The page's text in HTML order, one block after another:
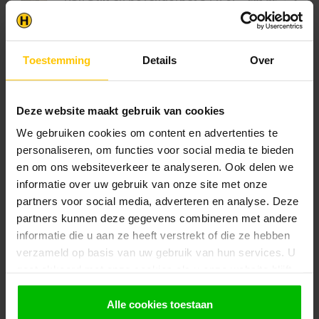
Toestemming Details Over
Deze website maakt gebruik van cookies
We gebruiken cookies om content en advertenties te
personaliseren, om functies voor social media te bieden
en om ons websiteverkeer te analyseren. Ook delen we
informatie over uw gebruik van onze site met onze
partners voor social media, adverteren en analyse. Deze
partners kunnen deze gegevens combineren met andere
informatie die u aan ze heeft verstrekt of die ze hebben
verzameld op basis van uw gebruik van hun services. U
gebruiken.
Alle cookies toestaan
€81,35
Klantenservice
bekijk onzeveelgestelde vragen
contact op met de
klantenservice. Wij helpen u
bestelling.
Afhalen en zeker weten dan uw
producten aanwezig zijn?:
1. Voeg alle gewenste producten toe in de
winkelwagen.
2. Ga naar de “Mijn Winkelwagen” pagina.
opmerkingen veld de gewenste afhaaldatum.